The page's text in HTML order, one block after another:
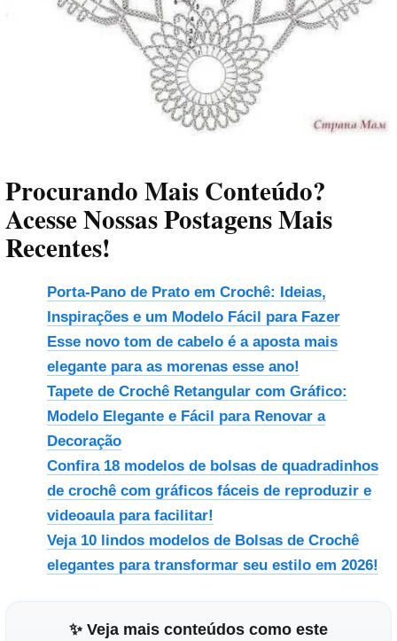
Procurando Mais Conteúdo?
Acesse Nossas Postagens Mais
Recentes!
Porta-Pano de Prato em Crochê: Ideias,
Inspirações e um Modelo Fácil para Fazer
Esse novo tom de cabelo é a aposta mais
elegante para as morenas esse ano!
Tapete de Crochê Retangular com Gráfico:
Modelo Elegante e Fácil para Renovar a
Decoração
Confira 18 modelos de bolsas de quadradinhos
de crochê com gráficos fáceis de reproduzir e
videoaula para facilitar!
Veja 10 lindos modelos de Bolsas de Crochê
elegantes para transformar seu estilo em 2026!
✨ Veja mais conteúdos como este